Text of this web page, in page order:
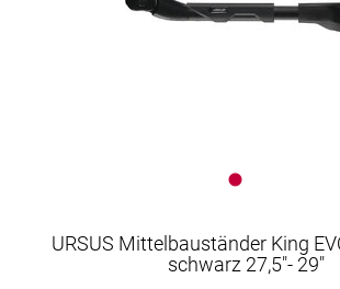
URSUS Mittelbauständer King
schwarz 27,5"- 29"